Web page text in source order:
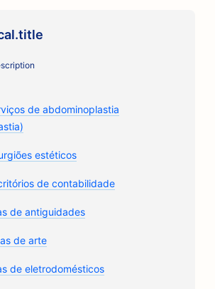
de abdominoplastia
estéticos
de contabilidade
de antiguidades
de arte
de eletrodomésticos